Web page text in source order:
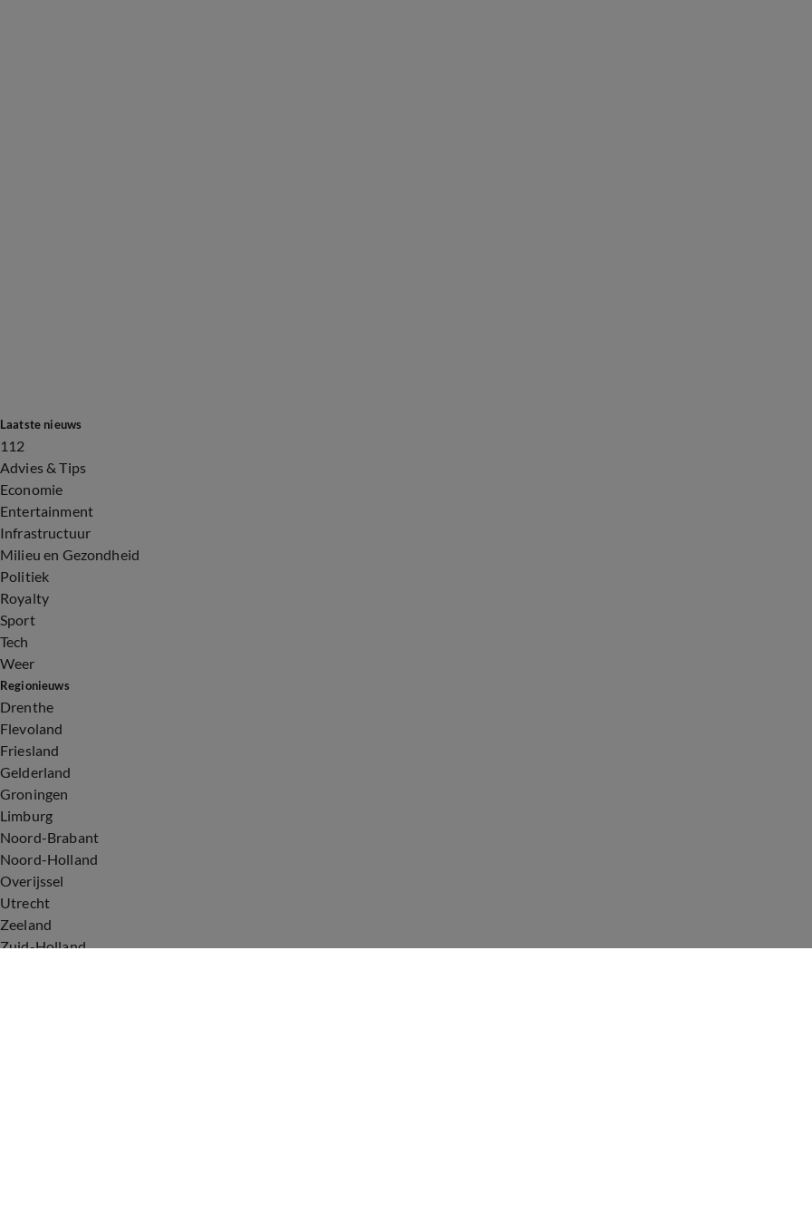
Laatste nieuws
112
Advies & Tips
Economie
Entertainment
Infrastructuur
Milieu en Gezondheid
Politiek
Royalty
Sport
Tech
Weer
Regionieuws
Drenthe
Flevoland
Friesland
Gelderland
Groningen
Limburg
Noord-Brabant
Noord-Holland
Overijssel
Utrecht
Zeeland
Zuid-Holland